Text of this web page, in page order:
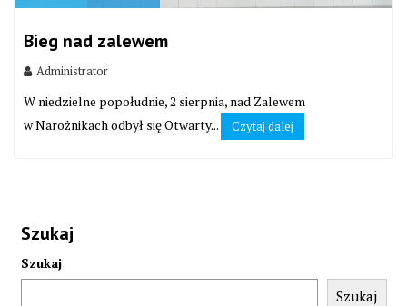
Bieg nad zalewem
Administrator
W niedzielne popołudnie, 2 sierpnia, nad Zalewem
w Narożnikach odbył się Otwarty...
Czytaj dalej
Szukaj
Szukaj
Szukaj